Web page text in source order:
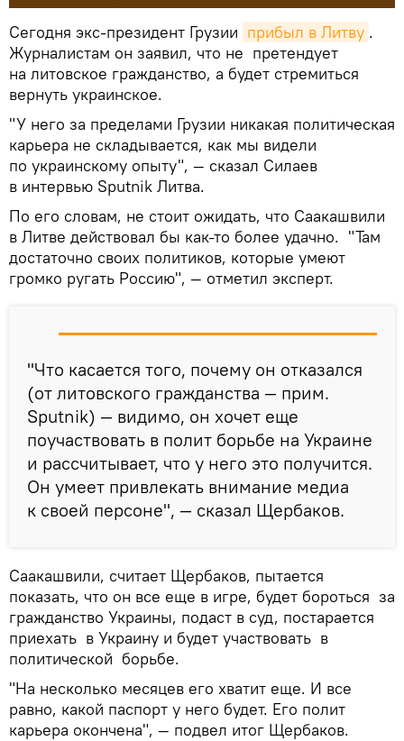
Сегодня экс-президент Грузии прибыл в Литву .
Журналистам он заявил, что не претендует
на литовское гражданство, а будет стремиться
вернуть украинское.
"У него за пределами Грузии никакая политическая
карьера не складывается, как мы видели
по украинскому опыту", — сказал Силаев
в интервью Sputnik Литва.
По его словам, не стоит ожидать, что Саакашвили
в Литве действовал бы как-то более удачно. "Там
достаточно своих политиков, которые умеют
громко ругать Россию", — отметил эксперт.
"Что касается того, почему он отказался
(от литовского гражданства — прим.
Sputnik) — видимо, он хочет еще
поучаствовать в полит борьбе на Украине
и рассчитывает, что у него это получится.
Он умеет привлекать внимание медиа
к своей персоне", — сказал Щербаков.
Саакашвили, считает Щербаков, пытается
показать, что он все еще в игре, будет бороться за
гражданство Украины, подаст в суд, постарается
приехать в Украину и будет участвовать в
политической борьбе.
"На несколько месяцев его хватит еще. И все
равно, какой паспорт у него будет. Его полит
карьера окончена", — подвел итог Щербаков.